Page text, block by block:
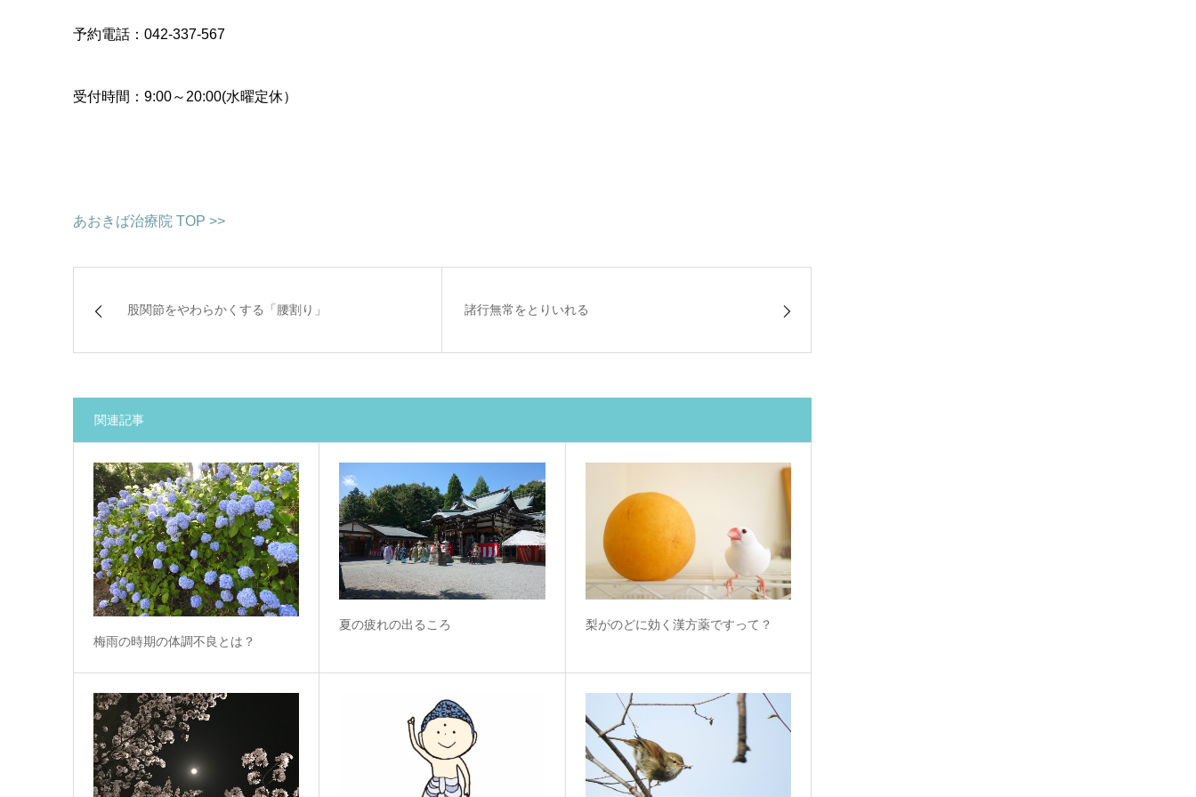
予約電話：042-337-567
受付時間：9:00～20:00(水曜定休）
あおきば治療院 TOP >>
股関節をやわらかくする「腰割り」 諸行無常をとりいれる
関連記事
梅雨の時期の体調不良とは？
夏の疲れの出るころ 梨がのどに効く漢方薬ですって？